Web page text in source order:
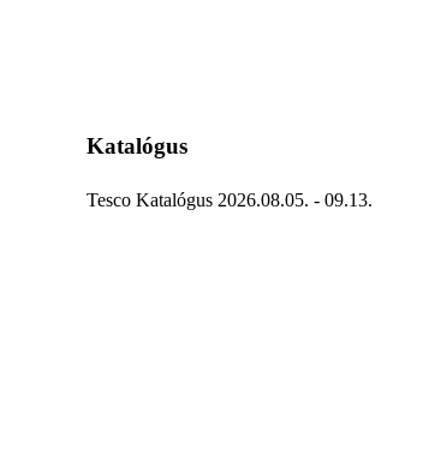
Katalógus
Tesco Katalógus 2026.08.05. - 09.13.